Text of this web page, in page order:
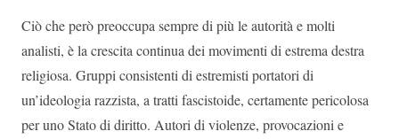
Ciò che però preoccupa sempre di più le autorità e molti
analisti, è la crescita continua dei movimenti di estrema destra
religiosa. Gruppi consistenti di estremisti portatori di
un’ideologia razzista, a tratti fascistoide, certamente pericolosa
per uno Stato di diritto. Autori di violenze, provocazioni e